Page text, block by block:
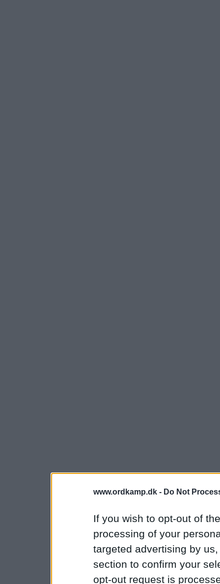
www.ordkamp.dk - Do Not
If you wish to opt-out of
processing of your
targeted advertising by
section to confirm your
opt-out request is